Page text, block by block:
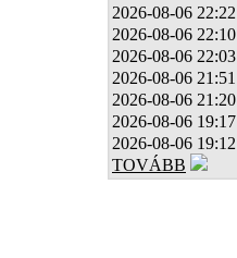
2026-08-06 22:22
2026-08-06 22:10
2026-08-06 22:03
2026-08-06 21:51
2026-08-06 21:20
2026-08-06 19:17
2026-08-06 19:12
TOVÁBB